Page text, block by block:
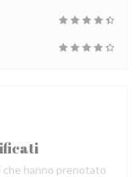
che hanno prenotato